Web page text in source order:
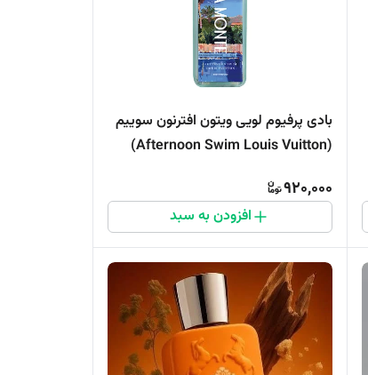
بادی پرفیوم لویی ویتون افترنون سوییم
(Afternoon Swim Louis Vuitton)
920,000
افزودن به سبد